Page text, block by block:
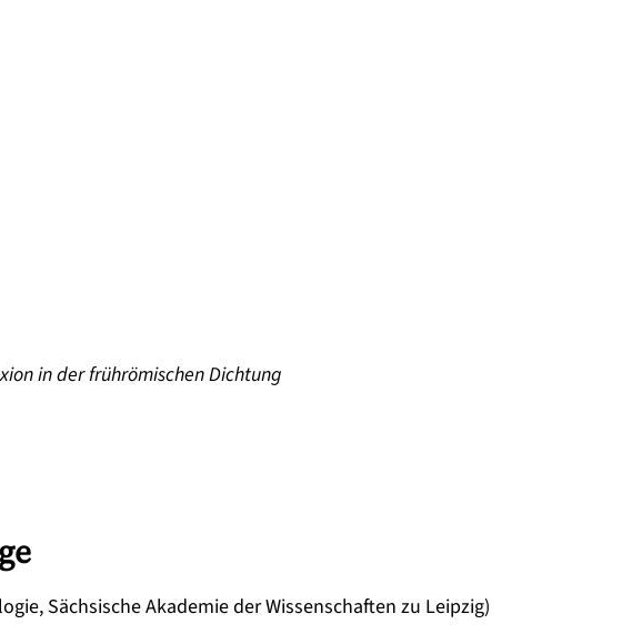
in der frührömischen Dichtung
Sächsische Akademie der Wissenschaften zu Leipzig)